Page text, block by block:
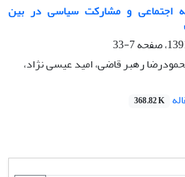
اجتماعی و مشارکت سیاسی در بین
7-33
رهبر قاضی، امید عیسی نژاد،
368.82 K